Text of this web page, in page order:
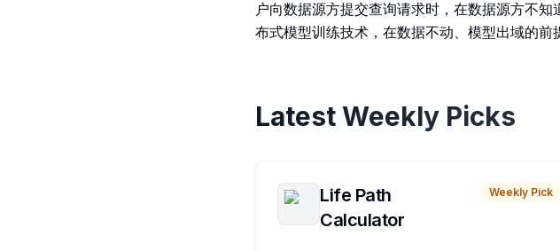
户向数据源方提交查询请求时，在数据源方不知
布式模型训练技术，在数据不动、模型出域的前
Latest Weekly Picks
Life Path
Calculator
Weekly Pick